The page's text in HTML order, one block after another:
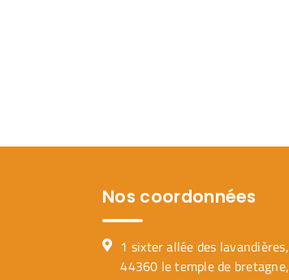
Nos coordonnées
1 sixter allée des lavandières,
44360 le temple de bretagne,